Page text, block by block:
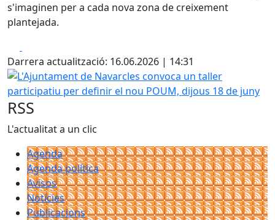
s'imaginen per a cada nova zona de creixement
plantejada.
Darrera actualització: 16.06.2026 | 14:31
L'Ajuntament de Navarcles convoca un taller participatiu
RSS
L'actualitat a un clic
Agenda
Agenda política
Avisos
Notícies
Publicacions